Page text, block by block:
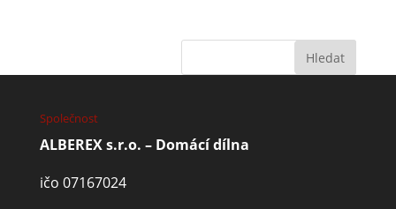
Společnost
ALBEREX s.r.o. – Domácí dílna
ičo 07167024